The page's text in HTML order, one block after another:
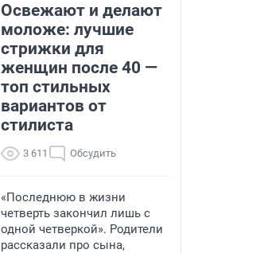
Освежают и делают
моложе: лучшие
стрижки для
женщин после 40 —
топ стильных
вариантов от
стилиста
3 611 Обсудить
«Последнюю в жизни
четверть закончил лишь с
одной четверкой». Родители
рассказали про сына,